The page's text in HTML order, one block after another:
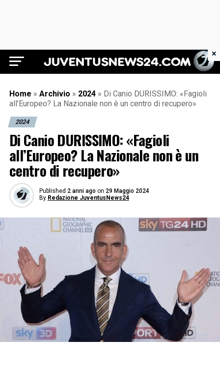
Juventus News 24
Home » Archivio » 2024 » Di Canio DURISSIMO: «Fagioli
all’Europeo? La Nazionale non è un centro di recupero»
2024
Di Canio DURISSIMO: «Fagioli
all’Europeo? La Nazionale non è un
centro di recupero»
Published 2 anni ago on 29 Maggio 2024
By Redazione JuventusNews24
×